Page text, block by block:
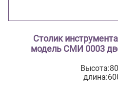
Столик
модель СМИ 0003